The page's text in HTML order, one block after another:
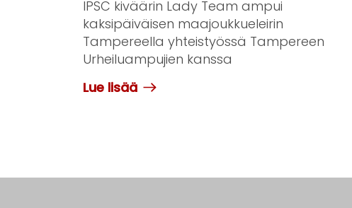
IPSC kiväärin Lady Team ampui
kaksipäiväisen maajoukkueleirin
Tampereella yhteistyössä Tampereen
Urheiluampujien kanssa
Lue lisää